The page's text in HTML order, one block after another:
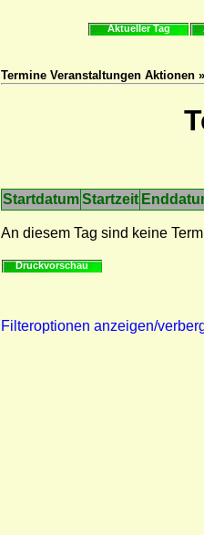
Aktueller Tag
Termine Veranstaltungen Aktionen
StartdatumStartzeit
An diesem Tag sind keine
Druckvorschau
Filteroptionen anzeigen/